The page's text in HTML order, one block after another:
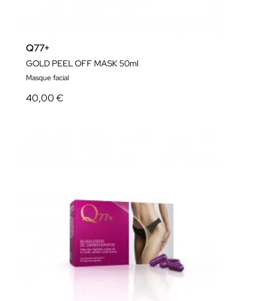
Q77+
GOLD PEEL OFF MASK 50ml
Masque facial
40,00 €